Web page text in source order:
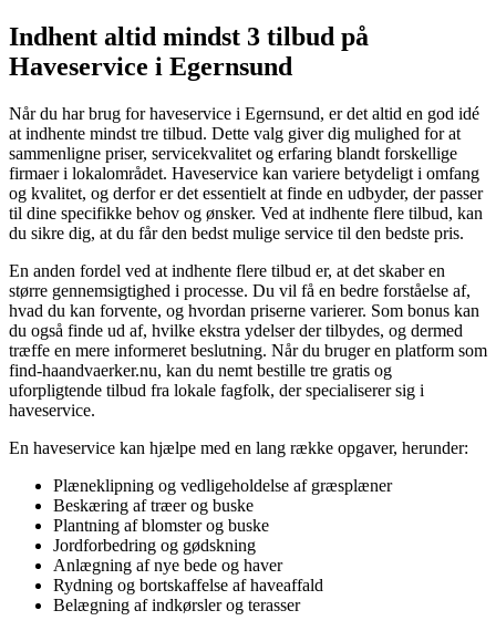
Indhent altid mindst 3 tilbud på
Haveservice i Egernsund
Når du har brug for haveservice i Egernsund, er det altid en god idé
at indhente mindst tre tilbud. Dette valg giver dig mulighed for at
sammenligne priser, servicekvalitet og erfaring blandt forskellige
firmaer i lokalområdet. Haveservice kan variere betydeligt i omfang
og kvalitet, og derfor er det essentielt at finde en udbyder, der passer
til dine specifikke behov og ønsker. Ved at indhente flere tilbud, kan
du sikre dig, at du får den bedst mulige service til den bedste pris.
En anden fordel ved at indhente flere tilbud er, at det skaber en
større gennemsigtighed i processe. Du vil få en bedre forståelse af,
hvad du kan forvente, og hvordan priserne varierer. Som bonus kan
du også finde ud af, hvilke ekstra ydelser der tilbydes, og dermed
træffe en mere informeret beslutning. Når du bruger en platform som
find-haandvaerker.nu, kan du nemt bestille tre gratis og
uforpligtende tilbud fra lokale fagfolk, der specialiserer sig i
haveservice.
En haveservice kan hjælpe med en lang række opgaver, herunder:
Plæneklipning og vedligeholdelse af græsplæner
Beskæring af træer og buske
Plantning af blomster og buske
Jordforbedring og gødskning
Anlægning af nye bede og haver
Rydning og bortskaffelse af haveaffald
Belægning af indkørsler og terasser